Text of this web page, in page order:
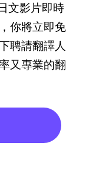
文影片即時
你將立即免
聘請翻譯人
又專業的翻